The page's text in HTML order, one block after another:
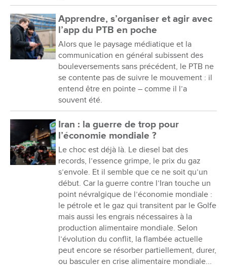
Apprendre, s’organiser et agir avec
l’app du PTB en poche
Alors que le paysage médiatique et la
communication en général subissent des
bouleversements sans précédent, le PTB ne
se contente pas de suivre le mouvement : il
entend être en pointe – comme il l’a
souvent été.
Iran : la guerre de trop pour
l’économie mondiale ?
Le choc est déjà là. Le diesel bat des
records, l’essence grimpe, le prix du gaz
s’envole. Et il semble que ce ne soit qu’un
début. Car la guerre contre l’Iran touche un
point névralgique de l’économie mondiale :
le pétrole et le gaz qui transitent par le Golfe
mais aussi les engrais nécessaires à la
production alimentaire mondiale. Selon
l’évolution du conflit, la flambée actuelle
peut encore se résorber partiellement, durer,
ou basculer en crise alimentaire mondiale...